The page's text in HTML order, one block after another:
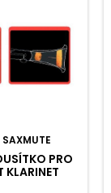
SAXMUTE
PRO
KLARINET